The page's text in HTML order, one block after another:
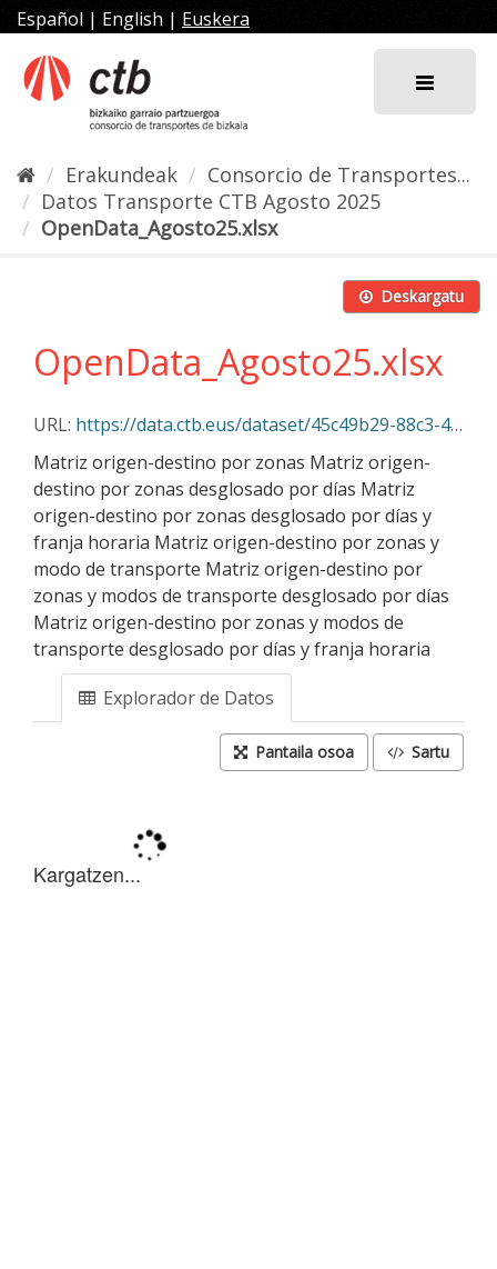
Joan
edukira
Español | English | Euskera
Erakundeak
Consorcio de Transportes...
Datos Transporte CTB Agosto 2025
OpenData_Agosto25.xlsx
Deskargatu
OpenData_Agosto25.xlsx
URL: https://data.ctb.eus/dataset/45c49b29-88c3-4d1e-960d-1ae68a6c9b94/resource/318f8c2b-1fdc-452b-b044-5e2d745264f6/download/opendata_agosto25.xlsx
Matriz origen-destino por zonas Matriz origen-
destino por zonas desglosado por días Matriz
origen-destino por zonas desglosado por días y
franja horaria Matriz origen-destino por zonas y
modo de transporte Matriz origen-destino por
zonas y modos de transporte desglosado por días
Matriz origen-destino por zonas y modos de
transporte desglosado por días y franja horaria
Explorador de Datos
Pantaila osoa Sartu